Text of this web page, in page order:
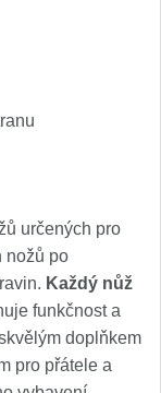
určených pro
nožů po
Každý nůž
funkčnost a
doplňkem
pro přátele a